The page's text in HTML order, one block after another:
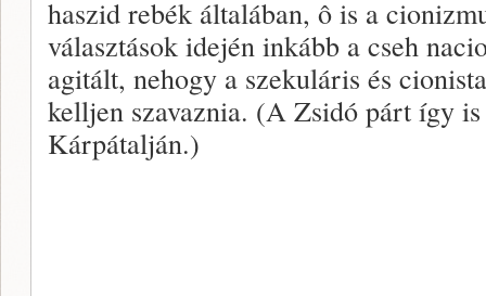
haszid rebék általában, ô is a
választások idején inkább a cseh
agitált, nehogy a szekuláris és
kelljen szavaznia. (A Zsidó párt így
Kárpátalján.)